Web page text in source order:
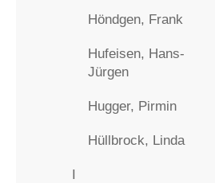
Höndgen, Frank
Hufeisen, Hans-
Jürgen
Hugger, Pirmin
Hüllbrock, Linda
I